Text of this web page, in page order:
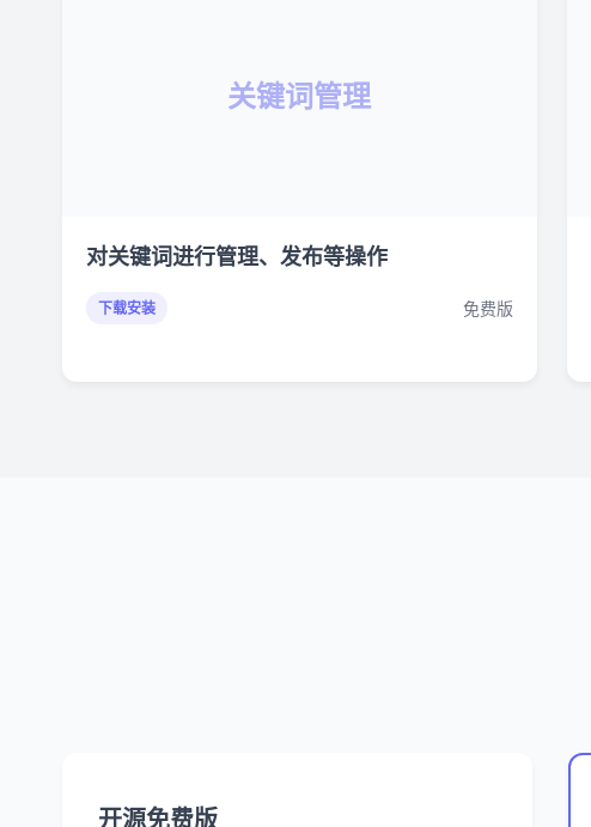
关键词管理
对关键词进行管理、发布等操作
下载安装 免费版
开源免费版